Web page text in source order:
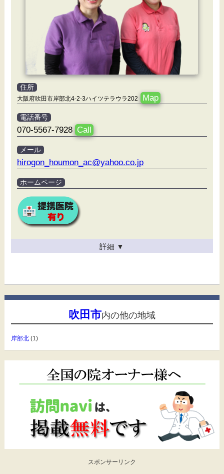
住所
大阪府吹田市岸部北4-2-3ハイツテラウラ202 Map
電話番号
070-5567-7928 Call
メール
hirogon_houmon_ac@yahoo.co.jp
ホームページ
詳細 ▼
吹田市内の他の地域
岸部北(1)
スポンサーリンク